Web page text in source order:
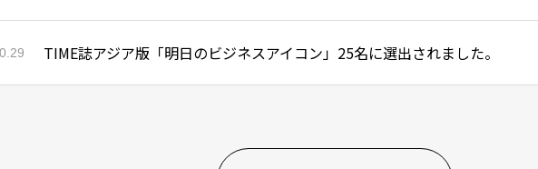
TIME誌アジア版「明日のビジネスアイコン」25名に選出されました。